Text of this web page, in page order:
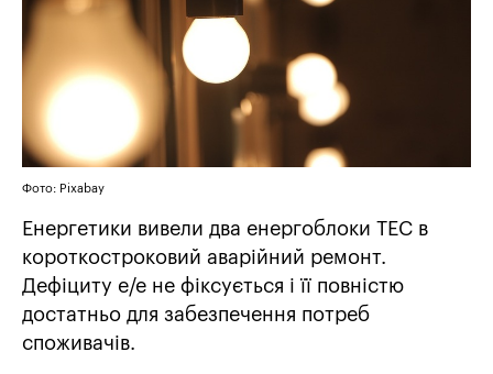
Фото: Pixabay
Енергетики вивели два енергоблоки ТЕС в
короткостроковий аварійний ремонт.
Дефіциту е/е не фіксується і її повністю
достатньо для забезпечення потреб
споживачів.